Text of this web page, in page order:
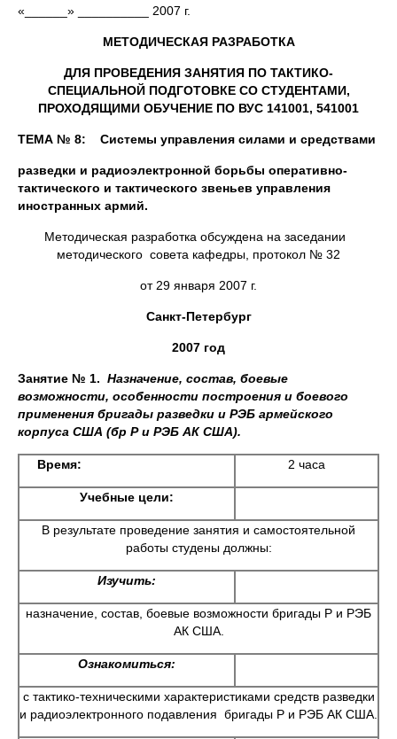
«______» __________ 2007 г.
МЕТОДИЧЕСКАЯ РАЗРАБОТКА
ДЛЯ ПРОВЕДЕНИЯ ЗАНЯТИЯ ПО ТАКТИКО-
СПЕЦИАЛЬНОЙ ПОДГОТОВКЕ СО СТУДЕНТАМИ,
ПРОХОДЯЩИМИ ОБУЧЕНИЕ ПО ВУС 141001, 541001
ТЕМА № 8: Системы управления силами и средствами
разведки и радиоэлектронной борьбы оперативно-
тактического и тактического звеньев управления
иностранных армий.
Методическая разработка обсуждена на заседании
методического совета кафедры, протокол № 32
от 29 января 2007 г.
Санкт-Петербург
2007 год
Занятие № 1. Назначение, состав, боевые
возможности, особенности построения и боевого
применения бригады разведки и РЭБ армейского
корпуса США (бр Р и РЭБ АК США).
Время: 2 часа
Учебные цели:
В результате проведение занятия и самостоятельной
работы студены должны:
Изучить:
назначение, состав, боевые возможности бригады Р и РЭБ
АК США.
Ознакомиться:
с тактико-техническими характеристиками средств разведки
и радиоэлектронного подавления бригады Р и РЭБ АК США.